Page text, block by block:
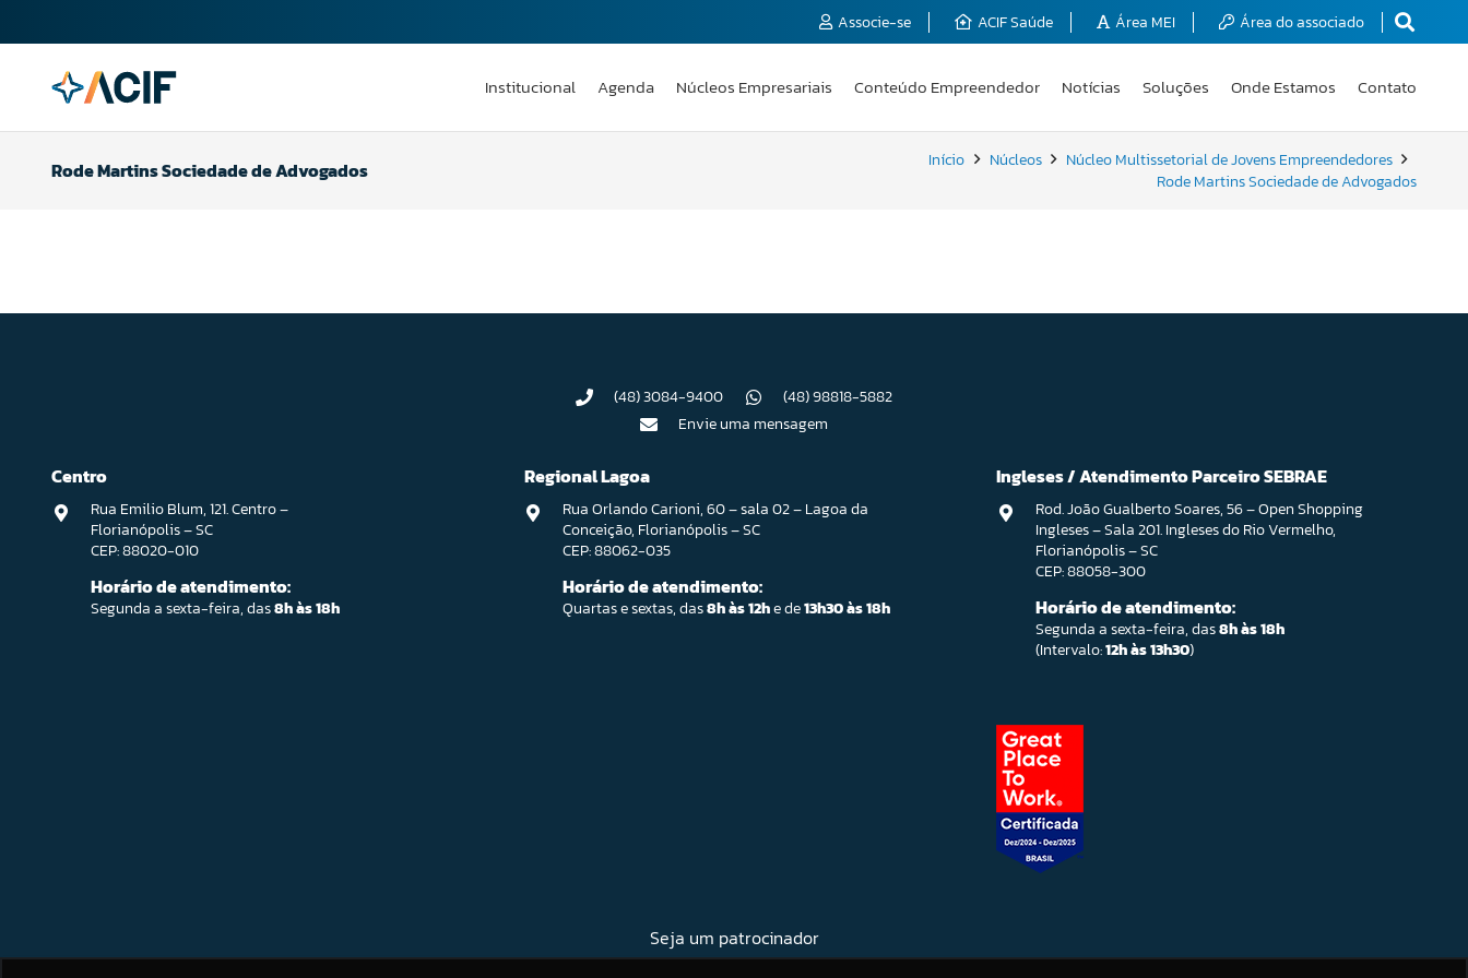
Associe-se ACIF Saúde Área MEI Área do associado
Institucional Agenda Núcleos Empresariais Conteúdo Empreendedor Notícias Soluções Onde Estamos Contato
Rode Martins Sociedade de Advogados Início Núcleos
Núcleo Multissetorial de Jovens Empreendedores
Rode Martins Sociedade de Advogados
(48) 3084-9400
(48) 98818-5882
Envie uma mensagem
Centro
Rua Emilio Blum, 121. Centro –
Florianópolis – SC
CEP: 88020-010
Horário de atendimento:
Segunda a sexta-feira, das8h às 18h
Regional Lagoa
Rua Orlando Carioni, 60 – sala 02 – Lagoa da
Conceição, Florianópolis – SC
CEP: 88062-035
Horário de atendimento:
Quartas e sextas, das8h às 12he de13h30 às 18h
Ingleses / Atendimento Parceiro SEBRAE
Rod. João Gualberto Soares, 56 – Open Shopping
Ingleses – Sala 201. Ingleses do Rio Vermelho,
Florianópolis – SC
CEP: 88058-300
Horário de atendimento:
Segunda a sexta-feira, das8h às 18h
(Intervalo:12h às 13h30)
Seja um patrocinador